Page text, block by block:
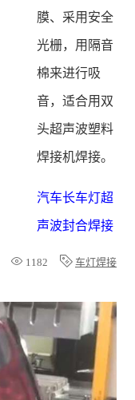
1182 车灯焊接
膜、采用安全
光栅，用隔音
棉来进行吸
音，适合用双
头超声波塑料
焊接机焊接。
汽车长车灯超
声波封合焊接